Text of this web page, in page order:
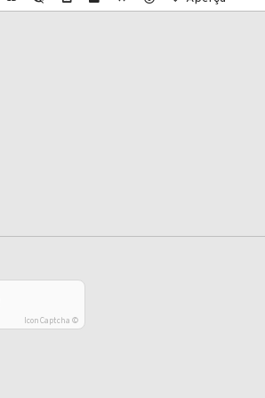
IconCaptcha ©